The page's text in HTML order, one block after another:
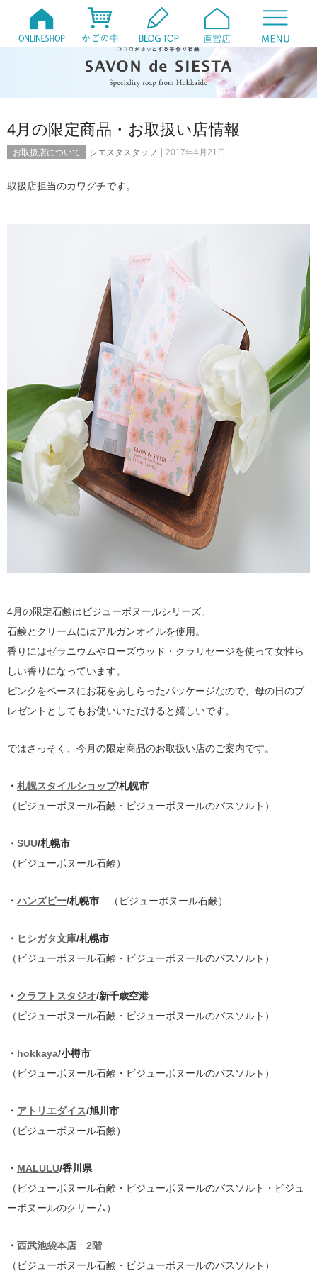
4月の限定商品・お取扱い店情報
お取扱店について シエスタスタッフ | 2017年4月21日
取扱店担当のカワグチです。
4月の限定石鹸はビジューボヌールシリーズ。
石鹸とクリームにはアルガンオイルを使用。
香りにはゼラニウムやローズウッド・クラリセージを使って女性ら
しい香りになっています。
ピンクをベースにお花をあしらったパッケージなので、母の日のプ
レゼントとしてもお使いいただけると嬉しいです。
ではさっそく、今月の限定商品のお取扱い店のご案内です。
・ 札幌スタイルショップ/札幌市
（ビジューボヌール石鹸・ビジューボヌールのバスソルト）
・ SUU/札幌市
（ビジューボヌール石鹸）
・ ハンズビー/札幌市 （ビジューボヌール石鹸）
・ ヒシガタ文庫/札幌市
（ビジューボヌール石鹸・ビジューボヌールのバスソルト）
・ クラフトスタジオ/新千歳空港
（ビジューボヌール石鹸・ビジューボヌールのバスソルト）
・ hokkaya/小樽市
（ビジューボヌール石鹸・ビジューボヌールのバスソルト）
・ アトリエダイス/旭川市
（ビジューボヌール石鹸）
・ MALULU/香川県
（ビジューボヌール石鹸・ビジューボヌールのバスソルト・ビジュ
ーボヌールのクリーム）
・ 西武池袋本店 2階
（ビジューボヌール石鹸・ビジューボヌールのバスソルト）